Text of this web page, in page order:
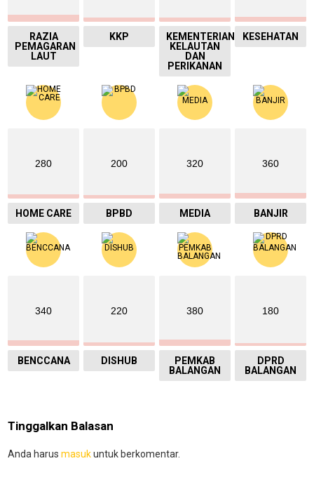
RAZIA
PEMAGARAN
LAUT
KKP
KEMENTERIAN
KELAUTAN
DAN
PERIKANAN
KESEHATAN
280
HOME CARE
200
BPBD
320
MEDIA
360
BANJIR
340
BENCCANA
220
DISHUB
380
PEMKAB
BALANGAN
180
DPRD
BALANGAN
Tinggalkan Balasan
Anda harus masukuntuk berkomentar.